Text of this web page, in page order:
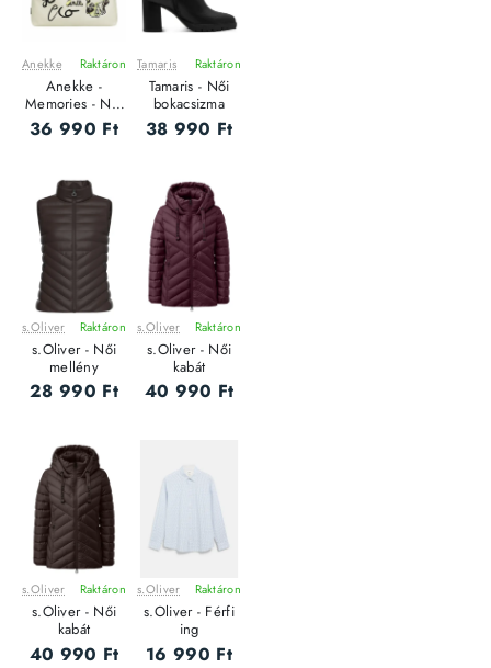
ÚJ
Anekke Raktáron
Anekke -
Memories - Női
oldaltáska
36 990 Ft
ÚJ
Tamaris Raktáron
Tamaris - Női
bokacsizma
38 990 Ft
ÚJ
s.Oliver Raktáron
s.Oliver - Női
mellény
28 990 Ft
ÚJ
s.Oliver Raktáron
s.Oliver - Női
kabát
40 990 Ft
ÚJ
s.Oliver Raktáron
s.Oliver - Női
kabát
40 990 Ft
ÚJ
s.Oliver Raktáron
s.Oliver - Férfi
ing
16 990 Ft